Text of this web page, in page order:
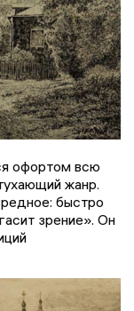
офортом всю
жанр.
быстро
зрение». Он